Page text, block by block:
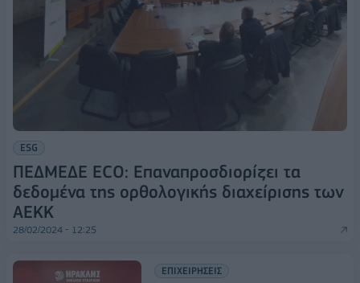
ESG
ΠΕΔΜΕΔΕ ECO: Επαναπροσδιορίζει τα
δεδομένα της ορθολογικής διαχείρισης των
ΑΕΚΚ
28/02/2024 - 12:25
ΕΠΙΧΕΙΡΗΣΕΙΣ